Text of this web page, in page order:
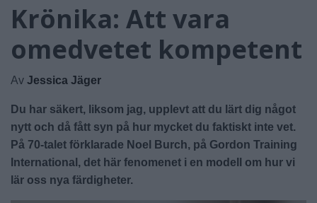
Krönika: Att vara
omedvetet kompetent
Av Jessica Jäger
Du har säkert, liksom jag, upplevt att du lärt dig något
nytt och då fått syn på hur mycket du faktiskt inte vet.
På 70-talet förklarade Noel Burch, på Gordon Training
International, det här fenomenet i en modell om hur vi
lär oss nya färdigheter.